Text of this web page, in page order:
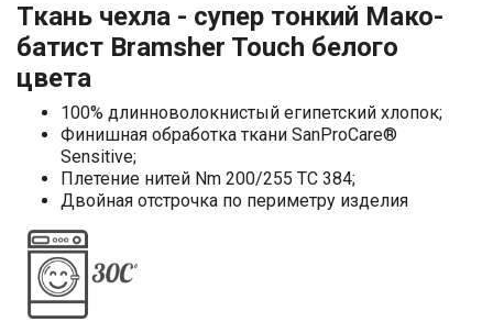
Ткань чехла - супер тонкий Мако-
батист Bramsher Touch белого
цвета
100% длинноволокнистый египетский хлопок;
Финишная обработка ткани SanProCare®
Sensitive;
Плетение нитей Nm 200/255 TC 384;
Двойная отстрочка по периметру изделия